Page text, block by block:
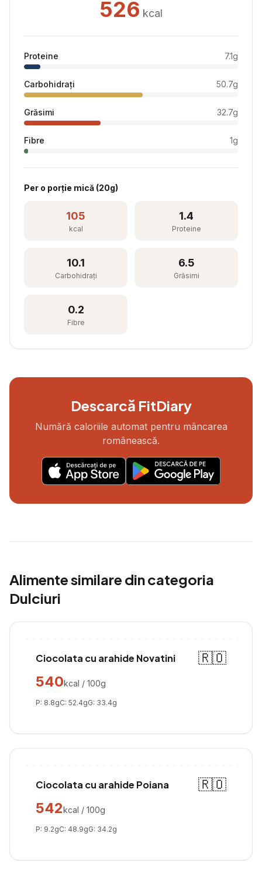
526 kcal
Proteine 7.1g
Carbohidrați 50.7g
Grăsimi 32.7g
Fibre 1g
Per o porție mică (20g)
105
kcal
1.4
Proteine
10.1
Carbohidrați
6.5
Grăsimi
0.2
Fibre
Descarcă FitDiary
Numără caloriile automat pentru mâncarea
românească.
Alimente similare din categoria
Dulciuri
Ciocolata cu arahide Novatini
🇷🇴
540kcal / 100g
P: 8.8gC: 52.4gG: 33.4g
Ciocolata cu arahide Poiana
🇷🇴
542kcal / 100g
P: 9.2gC: 48.9gG: 34.2g